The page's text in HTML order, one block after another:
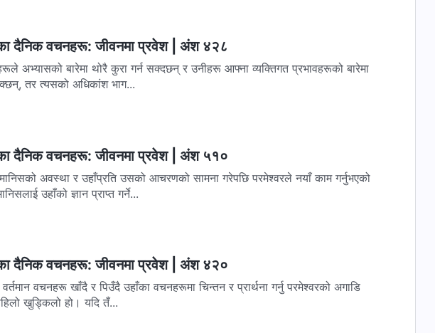
दैनिक वचनहरू: जीवनमा प्रवेश | अंश ४२८
अभ्यासको बारेमा थोरै कुरा गर्न सक्दछन् र उनीहरू आफ्ना व्यक्तिगत प्रभावहरूको बारेमा
तर त्यसको अधिकांश भाग...
दैनिक वचनहरू: जीवनमा प्रवेश | अंश ५१०
अवस्था र उहाँप्रति उसको आचरणको सामना गरेपछि परमेश्‍वरले नयाँ काम गर्नुभएको
उहाँको ज्ञान प्राप्त गर्ने...
दैनिक वचनहरू: जीवनमा प्रवेश | अंश ४२०
वचनहरू खाँदै र पिउँदै उहाँका वचनहरूमा चिन्तन र प्रार्थना गर्नु परमेश्‍वरको अगाडि
खुड्किलो हो। यदि तँ...